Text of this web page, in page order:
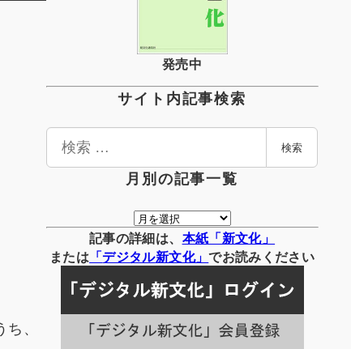
、
発売中
サイト内記事検索
検
検索
月別の記事一覧
月
別
の
事
一
覧
記事の詳細は、 本紙「新文化」
または 「デジタル新文化」でお読みください